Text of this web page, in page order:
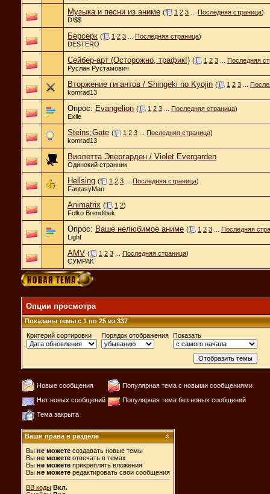
Музыка и песни из аниме ( 1 2 3 Последняя страница)
D!$$
Берсерк ( 1 2 3 Последняя страница)
DESTERO
Сейбер-арт (Осторожно, трафик!) ( 1 2 3
Последняя
Руслан Рустамович
Вторжение гигантов / Shingeki no Kyojin ( 1 2 3
komrad13
Опрос: Evangelion ( 1 2 3 Последняя страница)
Exile
Steins;Gate ( 1 2 3 Последняя страница)
komrad13
Виолетта Эвергарден / Violet Evergarden
Одинокий странник
Hellsing ( 1 2 3 Последняя страница)
FantasyMan
Animatrix ( 1 2)
Folko Brendibek
Опрос: Ваше нелюбимое аниме ( 1 2 3
Последняя
Light
AMV ( 1 2 3 Последняя страница)
СУМРАК
Опции просмотра
Показаны темы с 1 по 25 из 337
Критерий сортировки
Порядок отображения Показать
Новые сообщения
Популярная тема с новыми сообщениями
Нет новых сообщений
Популярная тема без новых сообщений
Тема закрыта
Ваши права в разделе
Вы не можете создавать новые темы
Вы не можете отвечать в темах
Вы не можете прикреплять вложения
Вы не можете редактировать свои сообщения
BB коды Вкл.